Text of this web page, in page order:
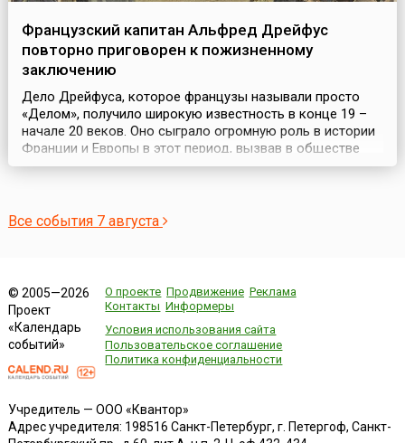
Французский капитан Альфред Дрейфус
повторно приговорен к пожизненному
заключению
Дело Дрейфуса, которое французы называли просто
«Делом», получило широкую известность в конце 19 –
начале 20 веков. Оно сыграло огромную роль в истории
Франции и Европы в этот период, вызвав в обществе
социальный конфликт (1896-1906).В 1894 году капитан
пожизненную каторгу. 5 января 1895 года после су...
Все события 7 августа
© 2005—2026
Проект
«Календарь
событий»
О проекте Продвижение Реклама
Контакты Информеры
Условия использования сайта
Пользовательское соглашение
Политика конфиденциальности
Учредитель — ООО «Квантор»
Адрес учредителя: 198516 Санкт-Петербург, г. Петергоф, Санкт-